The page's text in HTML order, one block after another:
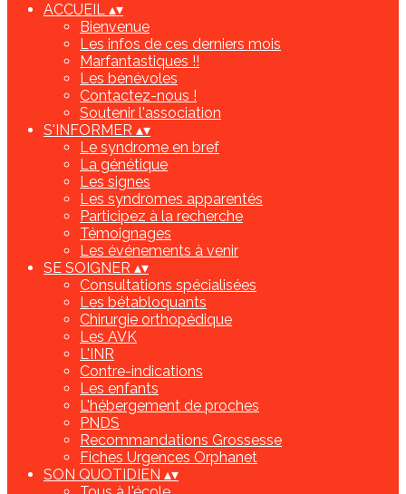
ACCUEIL ▴▾
Bienvenue
Les infos de ces derniers mois
Marfantastiques !!
Les bénévoles
Contactez-nous !
Soutenir l'association
S'INFORMER ▴▾
Le syndrome en bref
La génétique
Les signes
Les syndromes apparentés
Participez à la recherche
Témoignages
Les événements à venir
SE SOIGNER ▴▾
Consultations spécialisées
Les bétabloquants
Chirurgie orthopédique
Les AVK
L'INR
Contre-indications
Les enfants
L'hébergement de proches
PNDS
Recommandations Grossesse
Fiches Urgences Orphanet
SON QUOTIDIEN ▴▾